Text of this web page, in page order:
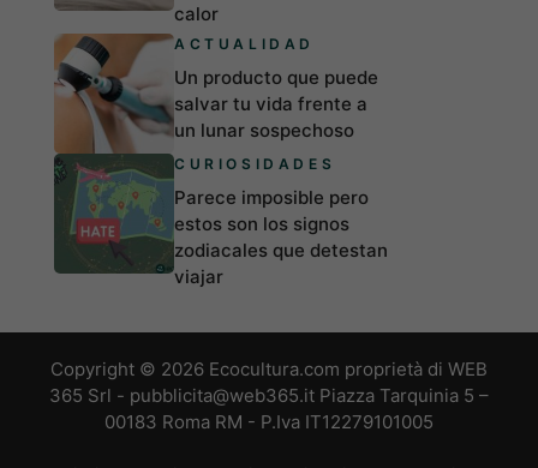
calor
ACTUALIDAD
Un producto que puede
salvar tu vida frente a
un lunar sospechoso
CURIOSIDADES
Parece imposible pero
estos son los signos
zodiacales que detestan
viajar
Copyright © 2026 Ecocultura.com proprietà di WEB
365 Srl - pubblicita@web365.it Piazza Tarquinia 5 –
00183 Roma RM - P.Iva IT12279101005